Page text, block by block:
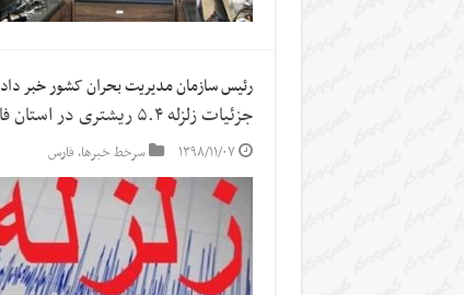
رئیس سازمان مدیریت بحران کشور خبر داد
جزئیات زلزله ۵.۴ ریشتری در استان فارس
۱۳۹۸/۱۱/۰۷ سرخط خبرها, فارس